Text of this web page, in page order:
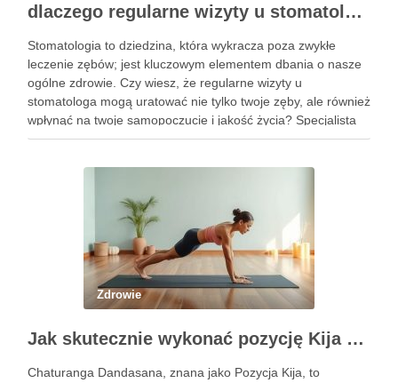
dlaczego regularne wizyty u stomatologa są kluczowe dla zdrowia jamy ustnej?
Stomatologia to dziedzina, która wykracza poza zwykłe
leczenie zębów; jest kluczowym elementem dbania o nasze
ogólne zdrowie. Czy wiesz, że regularne wizyty u
stomatologa mogą uratować nie tylko twoje zęby, ale również
wpłynąć na twoje samopoczucie i jakość życia? Specjalista
ten zajmuje się diagnostyką i profilaktyką chorób jamy ustnej,
Zdrowie
Jak skutecznie wykonać pozycję Kija w jodze? Przewodnik krok po kroku
Chaturanga Dandasana, znana jako Pozycja Kija, to